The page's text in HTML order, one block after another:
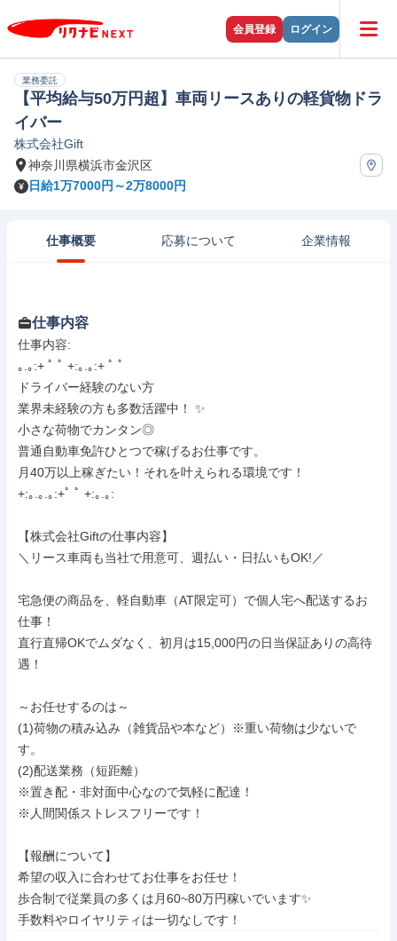
会員登録 ログイン
業務委託
【平均給与50万円超】車両リースありの軽貨物ドラ
イバー
株式会社Gift
神奈川県横浜市金沢区
日給1万7000円～2万8000円
仕事概要 応募について 企業情報
仕事内容
仕事内容:
｡.｡:+ ﾟ ﾟ +:｡.｡:+ ﾟ ﾟ
ドライバー経験のない方
業界未経験の方も多数活躍中！ ✨️
小さな荷物でカンタン◎
普通自動車免許ひとつで稼げるお仕事です。
月40万以上稼ぎたい！それを叶えられる環境です！
+:｡.｡.｡:+ﾟ ﾟ +:｡.｡:
【株式会社Giftの仕事内容】
＼リース車両も当社で用意可、週払い・日払いもOK!／
宅急便の商品を、軽自動車（AT限定可）で個人宅へ配送するお
仕事！
直行直帰OKでムダなく、初月は15,000円の日当保証ありの高待
遇！
～お任せするのは～
(1)荷物の積み込み（雑貨品や本など）※重い荷物は少ないで
す。
(2)配送業務（短距離）
※置き配・非対面中心なので気軽に配達！
※人間関係ストレスフリーです！
【報酬について】
希望の収入に合わせてお仕事をお任せ！
歩合制で従業員の多くは月60~80万円稼いでいます✨️
手数料やロイヤリティは一切なしです！